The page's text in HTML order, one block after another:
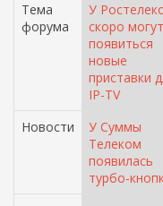
Тема
форума
У
скоро могут
появиться
новые
приставки
IP-TV
Новости
У Суммы
Телеком
появилась
турбо-